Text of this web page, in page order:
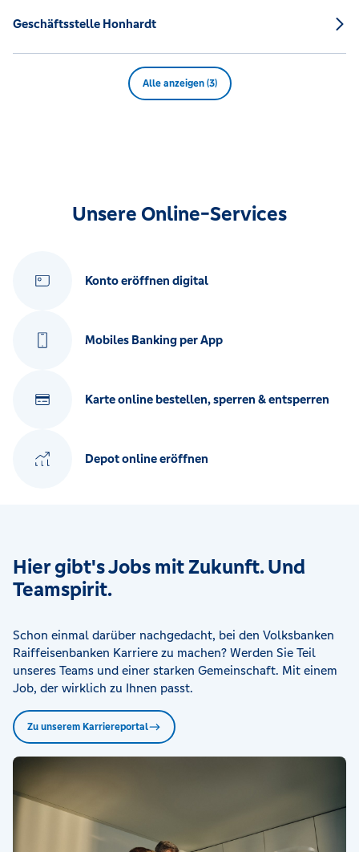
Geschäftsstelle Honhardt
Alle anzeigen (3)
Unsere Online-Services
Konto eröffnen digital
Mobiles Banking per App
Karte online bestellen, sperren & entsperren
Depot online eröffnen
Hier gibt's Jobs mit Zukunft. Und
Teamspirit.
Schon einmal darüber nachgedacht, bei den Volksbanken
Raiffeisenbanken Karriere zu machen? Werden Sie Teil
unseres Teams und einer starken Gemeinschaft. Mit einem
Job, der wirklich zu Ihnen passt.
Zu unserem Karriereportal